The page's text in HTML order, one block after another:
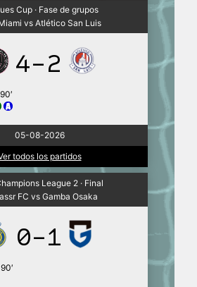
Cup · Fase de grupos
vs Atlético San Luis
4-2
05-08-2026
todos los partidos
League 2 · Final
FC vs Gamba Osaka
0-1